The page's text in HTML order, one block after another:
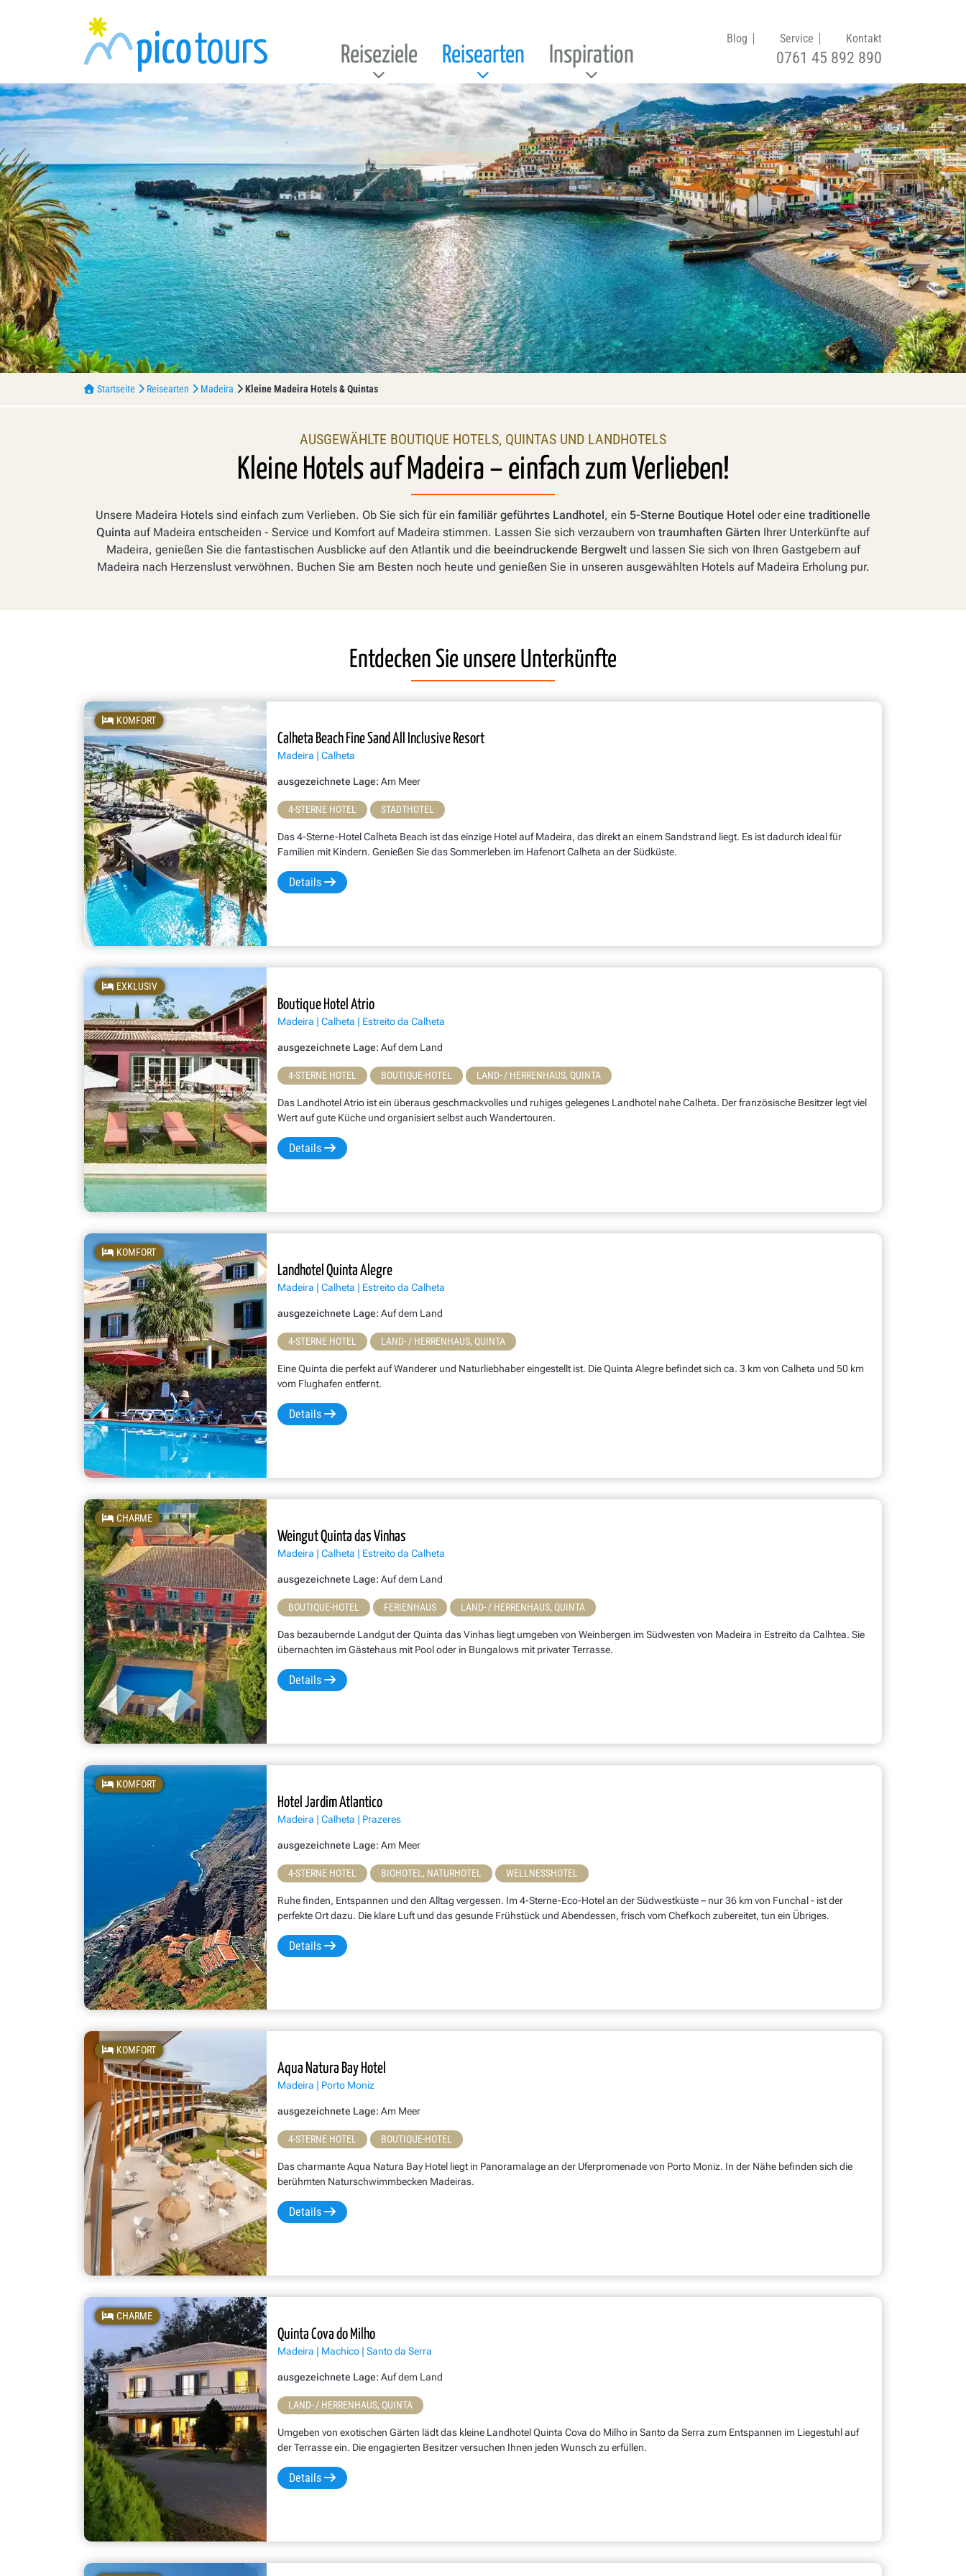
Reiseziele Reisearten Inspiration
Blog Service Kontakt
0761 45 892 890
Startseite Reisearten Madeira Kleine Madeira Hotels & Quintas
Kleine Hotels auf Madeira – einfach zum Verlieben!
AUSGEWÄHLTE BOUTIQUE HOTELS, QUINTAS UND LANDHOTELS
Unsere Madeira Hotels sind einfach zum Verlieben. Ob Sie sich für ein familiär geführtes Landhotel , ein 5-Sterne Boutique Hotel oder eine traditionelle
Quinta auf Madeira entscheiden - Service und Komfort auf Madeira stimmen. Lassen Sie sich verzaubern von traumhaften Gärten Ihrer Unterkünfte auf
Madeira, genießen Sie die fantastischen Ausblicke auf den Atlantik und die beeindruckende Bergweltund lassen Sie sich von Ihren Gastgebern auf
Madeira nach Herzenslust verwöhnen. Buchen Sie am Besten noch heute und genießen Sie in unseren ausgewählten Hotels auf Madeira Erholung pur.
Entdecken Sie unsere Unterkünfte
KOMFORT
Calheta Beach Fine Sand All Inclusive Resort
Madeira | Calheta
ausgezeichnete Lage: Am Meer
4-STERNE HOTEL STADTHOTEL
Das 4-Sterne-Hotel Calheta Beach ist das einzige Hotel auf Madeira, das direkt an einem Sandstrand liegt. Es ist dadurch ideal für
Familien mit Kindern. Genießen Sie das Sommerleben im Hafenort Calheta an der Südküste.
Details
EXKLUSIV
Boutique Hotel Atrio
Madeira | Calheta | Estreito da Calheta
ausgezeichnete Lage: Auf dem Land
4-STERNE HOTEL BOUTIQUE-HOTEL LAND- / HERRENHAUS, QUINTA
Das Landhotel Atrio ist ein überaus geschmackvolles und ruhiges gelegenes Landhotel nahe Calheta. Der französische Besitzer legt viel
Wert auf gute Küche und organisiert selbst auch Wandertouren.
Details
KOMFORT
Landhotel Quinta Alegre
Madeira | Calheta | Estreito da Calheta
ausgezeichnete Lage: Auf dem Land
4-STERNE HOTEL LAND- / HERRENHAUS, QUINTA
Eine Quinta die perfekt auf Wanderer und Naturliebhaber eingestellt ist. Die Quinta Alegre befindet sich ca. 3 km von Calheta und 50 km
vom Flughafen entfernt.
Details
CHARME
Weingut Quinta das Vinhas
Madeira | Calheta | Estreito da Calheta
ausgezeichnete Lage: Auf dem Land
BOUTIQUE-HOTEL FERIENHAUS LAND- / HERRENHAUS, QUINTA
Das bezaubernde Landgut der Quinta das Vinhas liegt umgeben von Weinbergen im Südwesten von Madeira in Estreito da Calhtea. Sie
übernachten im Gästehaus mit Pool oder in Bungalows mit privater Terrasse.
Details
KOMFORT
Hotel Jardim Atlantico
Madeira | Calheta | Prazeres
ausgezeichnete Lage: Am Meer
4-STERNE HOTEL BIOHOTEL, NATURHOTEL WELLNESSHOTEL
Ruhe finden, Entspannen und den Alltag vergessen. Im 4-Sterne-Eco-Hotel an der Südwestküste – nur 36 km von Funchal - ist der
perfekte Ort dazu. Die klare Luft und das gesunde Frühstück und Abendessen, frisch vom Chefkoch zubereitet, tun ein Übriges.
Details
KOMFORT
Aqua Natura Bay Hotel
Madeira | Porto Moniz
ausgezeichnete Lage: Am Meer
4-STERNE HOTEL BOUTIQUE-HOTEL
Das charmante Aqua Natura Bay Hotel liegt in Panoramalage an der Uferpromenade von Porto Moniz. In der Nähe befinden sich die
berühmten Naturschwimmbecken Madeiras.
Details
CHARME
Quinta Cova do Milho
Madeira | Machico | Santo da Serra
ausgezeichnete Lage: Auf dem Land
LAND- / HERRENHAUS, QUINTA
Umgeben von exotischen Gärten lädt das kleine Landhotel Quinta Cova do Milho in Santo da Serra zum Entspannen im Liegestuhl auf
der Terrasse ein. Die engagierten Besitzer versuchen Ihnen jeden Wunsch zu erfüllen.
Details